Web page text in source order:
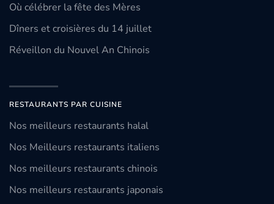
Où célébrer la fête des Mères
Dîners et croisières du 14 juillet
Réveillon du Nouvel An Chinois
RESTAURANTS PAR CUISINE
Nos meilleurs restaurants halal
Nos Meilleurs restaurants italiens
Nos meilleurs restaurants chinois
Nos meilleurs restaurants japonais